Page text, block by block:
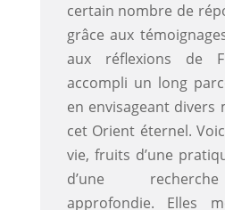
certain nombre de
grâce aux
aux réflexions de
accompli un long
en envisageant divers
cet Orient éternel.
vie, fruits d’une
d’une
approfondie. Elles